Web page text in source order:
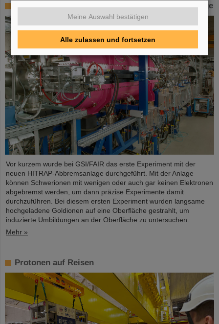
Erstes Experiment mit der HITRAP-Abbremsanlage
Vor kurzem wurde bei GSI/FAIR das erste Experiment mit der
neuen HITRAP-Abbremsanlage durchgeführt. Mit der Anlage
können Schwerionen mit wenigen oder auch gar keinen Elektronen
abgebremst werden, um dann präzise Experimente damit
durchzuführen. Bei diesem ersten Experiment wurden langsame
hochgeladene Goldionen auf eine Oberfläche gestrahlt, um
induzierte Umbildungen an der Oberfläche zu untersuchen.
Mehr »
Protonen auf Reisen
Meine Auswahl bestätigen
Alle zulassen und fortsetzen